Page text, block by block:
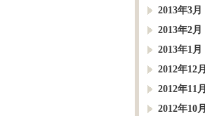
2013年3月
2013年2月
2013年1月
2012年12月
2012年11月
2012年10月